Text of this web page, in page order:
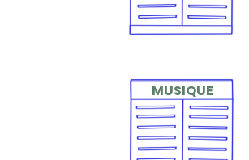
MUSIQUE
Piano, guitare, violon…
Le tuteur transmet le
plaisir de jouer dès
les premières notes